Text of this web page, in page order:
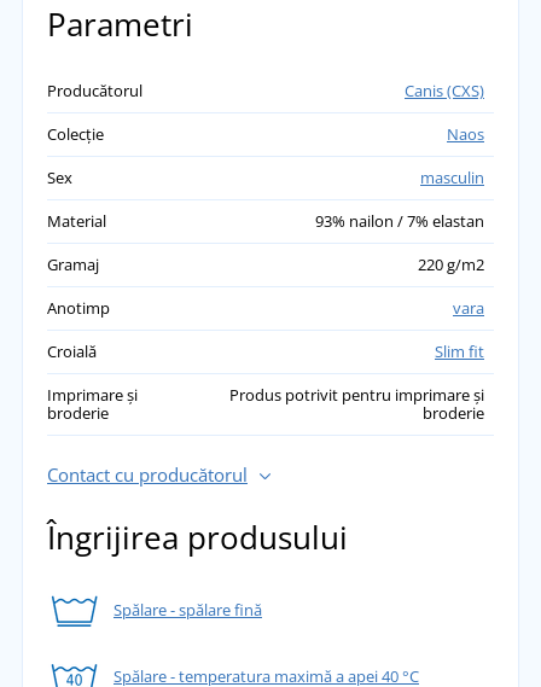
Parametri
Producătorul
Canis (CXS)
Colecție
Naos
Sex
masculin
Material
93% nailon / 7% elastan
Gramaj
220 g/m2
Anotimp
vara
Croială
Slim fit
Imprimare și
broderie
Produs potrivit pentru imprimare și
broderie
Contact cu producătorul
Îngrijirea produsului
Spălare - spălare fină
Spălare - temperatura maximă a apei 40 °C